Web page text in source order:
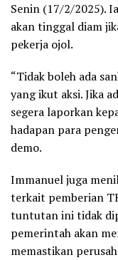
Senin (17/2/2025).
akan tinggal diam
pekerja ojol.
“Tidak boleh ada
yang ikut aksi. Jika
segera laporkan
hadapan para
demo.
Immanuel juga
terkait pemberian
tuntutan ini tidak
pemerintah akan
memastikan